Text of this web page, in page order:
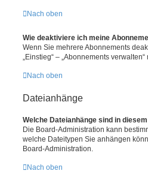
Nach oben
Wie deaktiviere ich meine
Wenn Sie mehrere Abonnements
„Einstieg“ – „Abonnements verwalten“
Nach oben
Dateianhänge
Welche Dateianhänge sind in
Die Board-Administration kann
welche Dateitypen Sie anhängen
Board-Administration.
Nach oben